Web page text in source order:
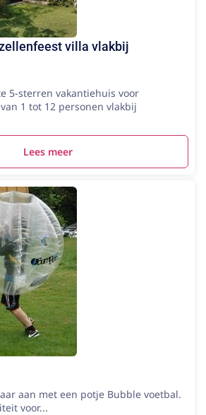
villa vlakbij
5-sterren vakantiehuis voor
1 tot 12 personen vlakbij
Lees meer
aan met een potje Bubble voetbal.
voor...